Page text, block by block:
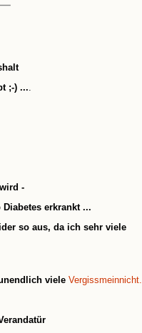
;-) ....
-
Diabetes erkrankt ...
so aus, da ich sehr viele
viele Vergissmeinnicht.